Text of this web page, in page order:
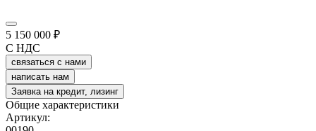
5 150 000 ₽
С НДС
связаться с нами
написать нам
Заявка на кредит, лизинг
Общие характеристики
Артикул: